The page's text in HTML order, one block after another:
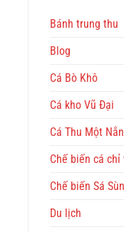
Bánh trung thu
Blog
Cá Bò Khô
Cá kho Vũ Đại
Cá Thu Một
Chế biến cá chỉ
Chế biến Sá
Du lịch